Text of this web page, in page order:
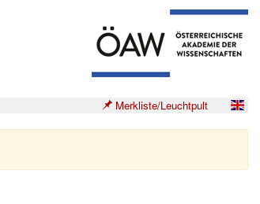
Merkliste/Leuchtpult